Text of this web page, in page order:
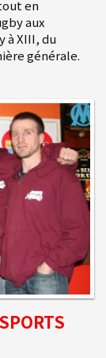
en
aux
à XIII, du
générale.